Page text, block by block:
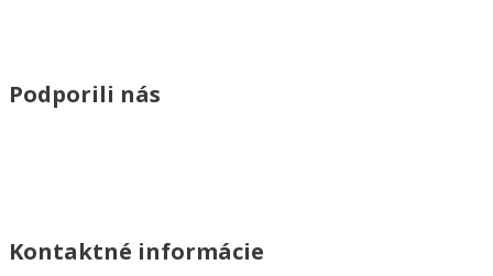
Podporili nás
Kontaktné informácie